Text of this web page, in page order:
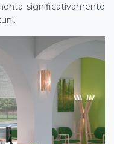
significativamente